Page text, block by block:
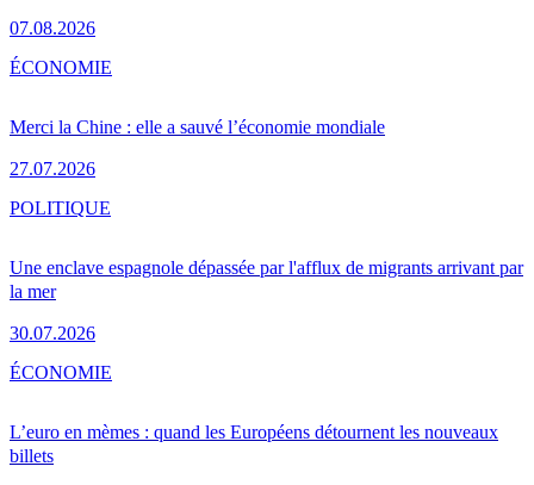
07.08.2026
Merci la Chine : elle a sauvé l’économie mondiale
27.07.2026
ÉCONOMIE
Une enclave espagnole dépassée par l'afflux de migrants arrivant par
la mer
30.07.2026
POLITIQUE
L’euro en mèmes : quand les Européens détournent les nouveaux
billets
ÉCONOMIE